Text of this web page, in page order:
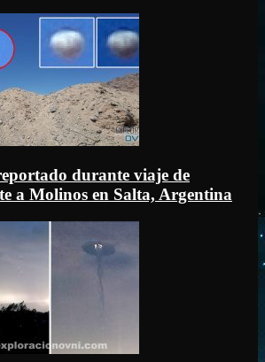
durante viaje de
a Molinos en Salta, Argentina